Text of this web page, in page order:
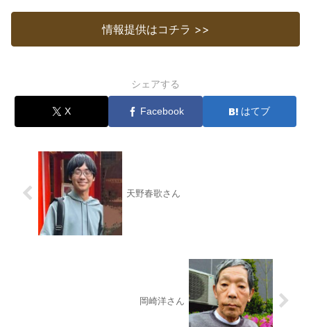
情報提供はコチラ >>
シェアする
X Facebook はてブ
天野春歌さん
岡崎洋さん